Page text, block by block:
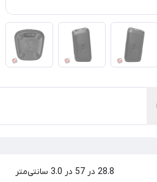
28.8 در 57 در 3.0 سانتی‌متر